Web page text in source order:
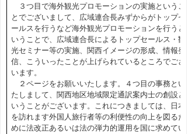
３つ目で海外観光プロモーションの実施というこ
とでございまして、広域連合長みずからがトップセ
ールスを行うなど海外観光プロモーションを行うと
いうことで、広域連合長によるトップセールス・観
光セミナー等の実施、関西イメージの形成、情報発
信、こういったことが上げられているところでござ
います。
２ページをお願いいたします。４つ目の事務とい
たしまして、関西地区地域限定通訳案内士の創設と
いうことがございます。これにつきましては、日本
を訪れます外国人旅行者等の利便性の向上を図るた
めに法改正あるいは法の弾力的運用を国に求めてい